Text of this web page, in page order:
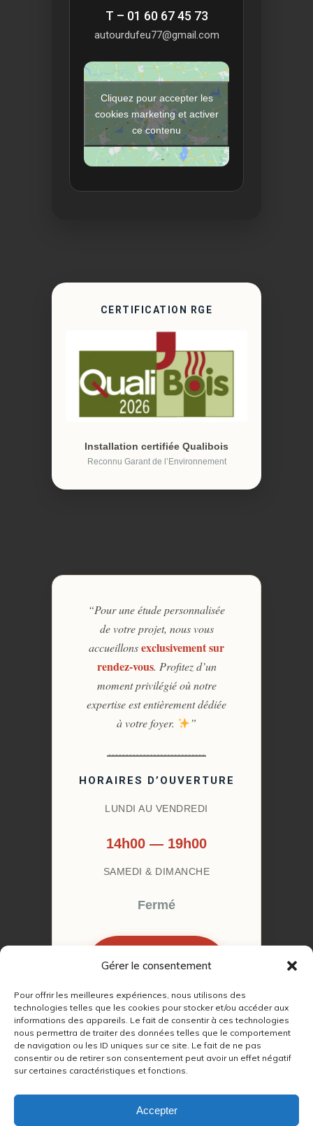
Gérer le consentement
Pour offrir les meilleures expériences, nous utilisons des
technologies telles que les cookies pour stocker et/ou accéder aux
informations des appareils. Le fait de consentir à ces technologies
nous permettra de traiter des données telles que le comportement
de navigation ou les ID uniques sur ce site. Le fait de ne pas
consentir ou de retirer son consentement peut avoir un effet négatif
sur certaines caractéristiques et fonctions.
Accepter
T – 01 60 67 45 73
autourdufeu77@gmail.com
Cliquez pour accepter les
cookies marketing et activer
ce contenu
CERTIFICATION RGE
Installation certifiée Qualibois
Reconnu Garant de l’Environnement
“Pour une étude personnalisée
de votre projet, nous vous
accueillonsexclusivement sur
rendez-vous. Profitez d’un
moment privilégié où notre
expertise est entièrement dédiée
à votre foyer.
”
HORAIRES D’OUVERTURE
LUNDI AU VENDREDI
14h00 — 19h00
SAMEDI & DIMANCHE
Fermé
RENDEZ-VOUS
© 2022 – 2026Autour du Feu 77
RGPD